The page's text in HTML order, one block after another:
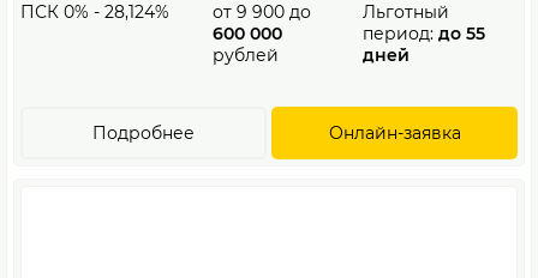
ПСК 0% - 28,124%
от 9 900 до
600 000
рублей
Льготный
период: до 55
дней
Онлайн-заявка
Подробнее